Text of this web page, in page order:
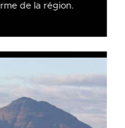
de la région.